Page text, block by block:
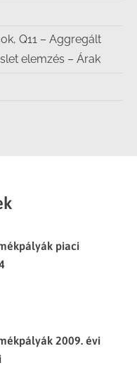
Q11 – Aggregált
elemzés – Árak
piaci
2009. évi